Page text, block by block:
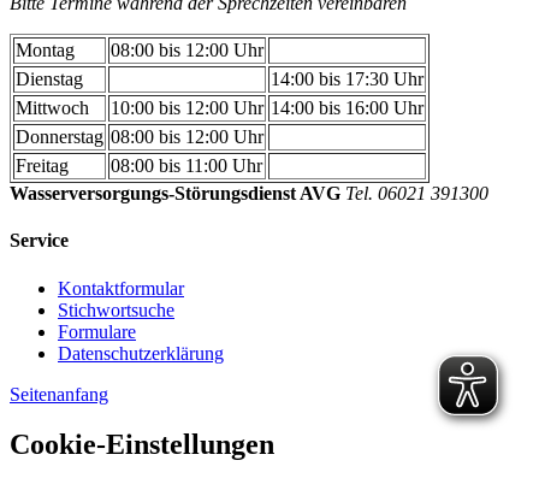
Montag
08:00 bis 12:00 Uhr
Dienstag
14:00 bis 17:30 Uhr
Mittwoch
10:00 bis 12:00 Uhr 14:00 bis 16:00 Uhr
Donnerstag 08:00 bis 12:00 Uhr
Freitag
08:00 bis 11:00 Uhr
Wasserversorgungs-Störungsdienst AVG Tel. 06021 391300
Service
Kontaktformular
Stichwortsuche
Formulare
Datenschutzerklärung
Seitenanfang
Cookie-Einstellungen